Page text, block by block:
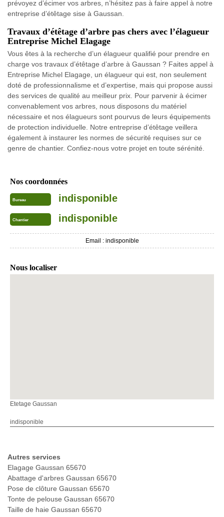
prévoyez d’écimer vos arbres, n’hésitez pas à faire appel à notre
entreprise d’étêtage sise à Gaussan.
Travaux d’étêtage d’arbre pas chers avec l’élagueur
Entreprise Michel Elagage
Vous êtes à la recherche d’un élagueur qualifié pour prendre en
charge vos travaux d’étêtage d’arbre à Gaussan ? Faites appel à
Entreprise Michel Elagage, un élagueur qui est, non seulement
doté de professionnalisme et d’expertise, mais qui propose aussi
des services de qualité au meilleur prix. Pour parvenir à écimer
convenablement vos arbres, nous disposons du matériel
nécessaire et nos élagueurs sont pourvus de leurs équipements
de protection individuelle. Notre entreprise d’étêtage veillera
également à instaurer les normes de sécurité requises sur ce
genre de chantier. Confiez-nous votre projet en toute sérénité.
Nos coordonnées
Bureau indisponible
Chantier indisponible
Email : indisponible
Nous localiser
Etetage Gaussan
indisponible
Autres services
Elagage Gaussan 65670
Abattage d'arbres Gaussan 65670
Pose de clôture Gaussan 65670
Tonte de pelouse Gaussan 65670
Taille de haie Gaussan 65670